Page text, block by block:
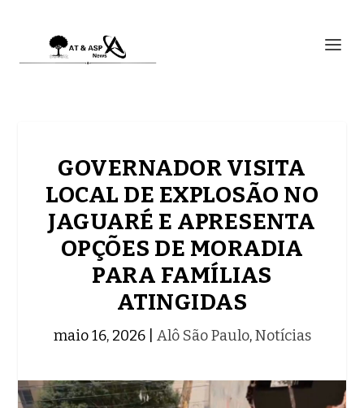
GOVERNADOR VISITA
LOCAL DE EXPLOSÃO NO
JAGUARÉ E APRESENTA
OPÇÕES DE MORADIA
PARA FAMÍLIAS
ATINGIDAS
maio 16, 2026| Alô São Paulo,Notícias